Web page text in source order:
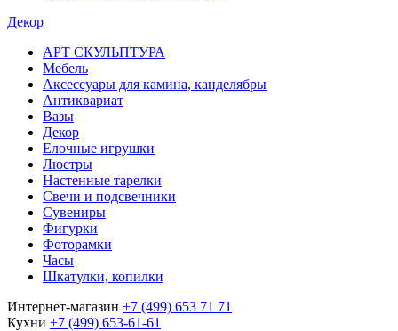
Декор
АРТ СКУЛЬПТУРА
Мебель
Аксессуары для камина, канделябры
Антиквариат
Вазы
Декор
Елочные игрушки
Люстры
Настенные тарелки
Свечи и подсвечники
Сувениры
Фигурки
Фоторамки
Часы
Шкатулки, копилки
Интернет-магазин +7 (499) 653 71 71
Кухни +7 (499) 653-61-61